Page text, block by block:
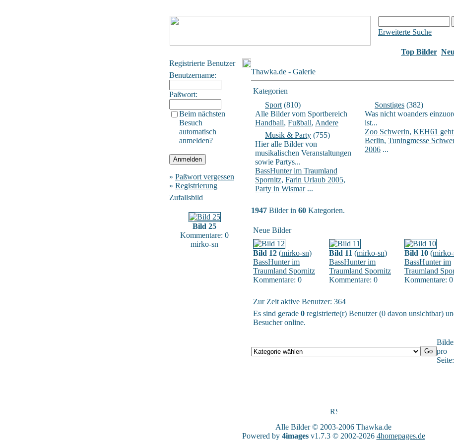
Erweiterte Suche
Top Bilder
Registrierte Benutzer
Benutzername:
Paßwort:
Beim nächsten
Besuch
automatisch
anmelden?
» Paßwort vergessen
» Registrierung
Zufallsbild
Bild 25
Kommentare: 0
mirko-sn
Thawka.de - Galerie
Kategorien
Sport (810)
Alle Bilder vom Sportbereich
Handball, Fußball, Andere
Musik & Party (755)
Hier alle Bilder von
musikalischen Veranstaltungen
sowie Partys...
BassHunter im Traumland
Spornitz, Farin Urlaub 2005,
Party in Wismar...
Sonstiges (382)
Was nicht woanders
ist...
Zoo Schwerin, KEH61 geht
Berlin, Tuningmesse
2006 ...
1947 Bilder in 60 Kategorien.
Neue Bilder
Bild 12 (mirko-sn)
BassHunter im
Traumland Spornitz
Kommentare: 0
Bild 11 (mirko-sn)
BassHunter im
Traumland Spornitz
Kommentare: 0
Bild 10 (mirko-
BassHunter im
Traumland
Kommentare: 0
Zur Zeit aktive Benutzer: 364
Es sind gerade 0 registrierte(r) Benutzer (0 davon unsichtbar)
Besucher online.
pro
Seite:
Alle Bilder © 2003-2006 Thawka.de
Powered by 4imagesv1.7.3 © 2002-2026 4homepages.de